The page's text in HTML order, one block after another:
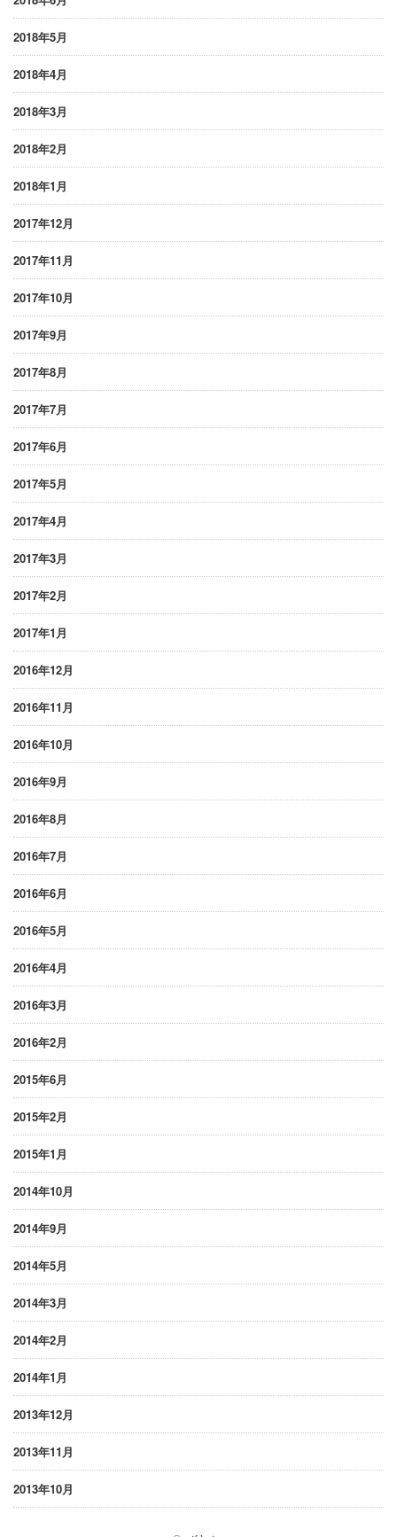
2018年5月
2018年4月
2018年3月
2018年2月
2018年1月
2017年12月
2017年11月
2017年10月
2017年9月
2017年8月
2017年7月
2017年6月
2017年5月
2017年4月
2017年3月
2017年2月
2017年1月
2016年12月
2016年11月
2016年10月
2016年9月
2016年8月
2016年7月
2016年6月
2016年5月
2016年4月
2016年3月
2016年2月
2015年6月
2015年2月
2015年1月
2014年10月
2014年9月
2014年5月
2014年3月
2014年2月
2014年1月
2013年12月
2013年11月
2013年10月